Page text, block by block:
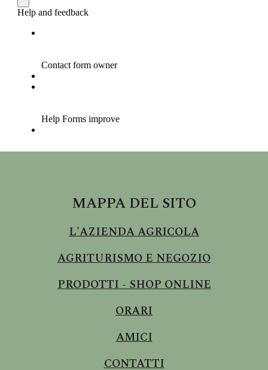
MAPPA DEL SITO
L'AZIENDA AGRICOLA
AGRITURISMO E NEGOZIO
PRODOTTI - SHOP ONLINE
ORARI
AMICI
CONTATTI